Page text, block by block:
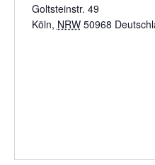
Goltsteinstr. 49
Köln, NRW 50968